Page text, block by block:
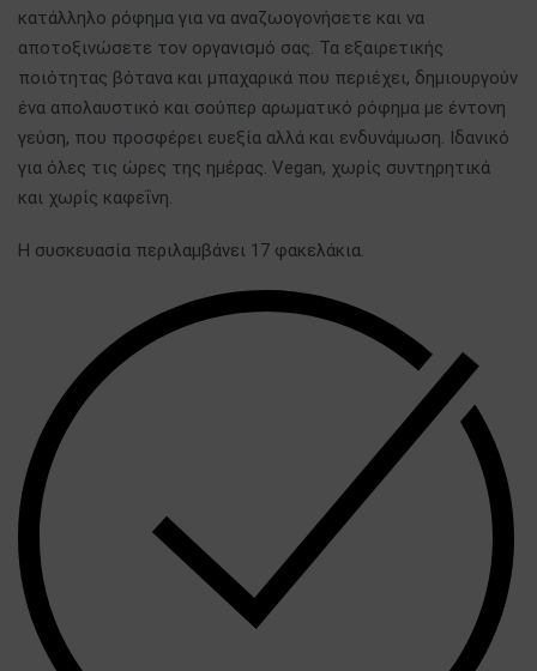
κατάλληλο ρόφημα για να αναζωογονήσετε και να
αποτοξινώσετε τον οργανισμό σας. Τα εξαιρετικής
ποιότητας βότανα και μπαχαρικά που περιέχει, δημιουργούν
ένα απολαυστικό και σούπερ αρωματικό ρόφημα με έντονη
γεύση, που προσφέρει ευεξία αλλά και ενδυνάμωση. Ιδανικό
για όλες τις ώρες της ημέρας. Vegan, χωρίς συντηρητικά
και χωρίς καφεΐνη.
Η συσκευασία περιλαμβάνει 17 φακελάκια.